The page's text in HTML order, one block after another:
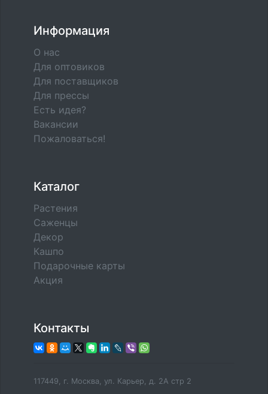
Информация
О нас
Для оптовиков
Для поставщиков
Для прессы
Есть идея?
Вакансии
Пожаловаться!
Каталог
Растения
Саженцы
Декор
Кашпо
Подарочные карты
Акция
Контакты
117449, г. Москва, ул. Карьер, д. 2А стр 2